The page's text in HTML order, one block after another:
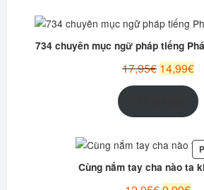
734 chuyên mục ngữ pháp tiếng
17,95€ Le
prix
14,99€Le
Cùng nắm tay cha nào ta